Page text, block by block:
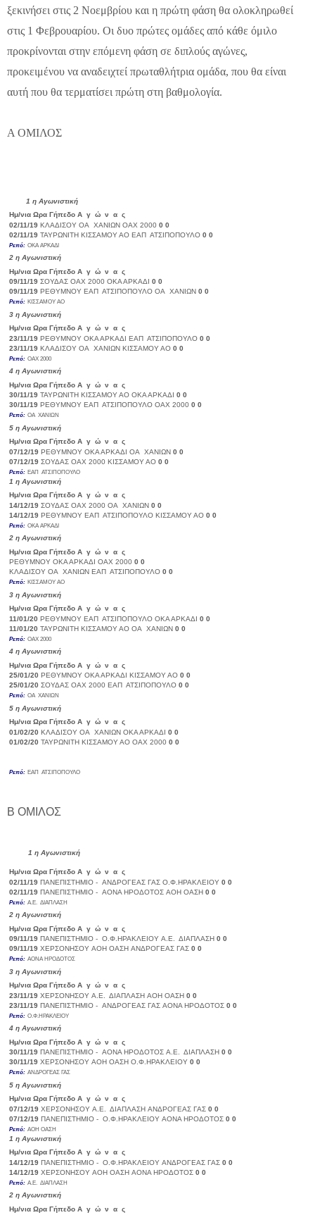
ξεκινήσει στις 2 Νοεμβρίου και η πρώτη φάση θα ολοκληρωθεί
στις 1 Φεβρουαρίου. Οι δυο πρώτες ομάδες από κάθε όμιλο
προκρίνονται στην επόμενη φάση σε διπλούς αγώνες,
προκειμένου να αναδειχτεί πρωταθλήτρια ομάδα, που θα είναι
αυτή που θα τερματίσει πρώτη στη βαθμολογία.
Α ΟΜΙΛΟΣ
1 η Αγωνιστική
Ημ/νια Ωρα Γήπεδο Α γ ώ ν α ς
02/11/19 ΚΛΑΔΙΣΟΥ ΟΑ ΧΑΝΙΩΝ ΟΑΧ 2000 0 0
02/11/19 ΤΑΥΡΩΝΙΤΗ ΚΙΣΣΑΜΟΥ ΑΟ ΕΑΠ ΑΤΣΙΠΟΠΟΥΛΟ 0 0
Ρεπό: ΟΚΑ ΑΡΚΑΔΙ
2 η Αγωνιστική
Ημ/νια Ωρα Γήπεδο Α γ ώ ν α ς
09/11/19 ΣΟΥΔΑΣ ΟΑΧ 2000 ΟΚΑ ΑΡΚΑΔΙ 0 0
09/11/19 ΡΕΘΥΜΝΟΥ ΕΑΠ ΑΤΣΙΠΟΠΟΥΛΟ ΟΑ ΧΑΝΙΩΝ 0 0
Ρεπό: ΚΙΣΣΑΜΟΥ ΑΟ
3 η Αγωνιστική
Ημ/νια Ωρα Γήπεδο Α γ ώ ν α ς
23/11/19 ΡΕΘΥΜΝΟΥ ΟΚΑ ΑΡΚΑΔΙ ΕΑΠ ΑΤΣΙΠΟΠΟΥΛΟ 0 0
23/11/19 ΚΛΑΔΙΣΟΥ ΟΑ ΧΑΝΙΩΝ ΚΙΣΣΑΜΟΥ ΑΟ 0 0
Ρεπό: ΟΑΧ 2000
4 η Αγωνιστική
Ημ/νια Ωρα Γήπεδο Α γ ώ ν α ς
30/11/19 ΤΑΥΡΩΝΙΤΗ ΚΙΣΣΑΜΟΥ ΑΟ ΟΚΑ ΑΡΚΑΔΙ 0 0
30/11/19 ΡΕΘΥΜΝΟΥ ΕΑΠ ΑΤΣΙΠΟΠΟΥΛΟ ΟΑΧ 2000 0 0
Ρεπό: ΟΑ ΧΑΝΙΩΝ
5 η Αγωνιστική
Ημ/νια Ωρα Γήπεδο Α γ ώ ν α ς
07/12/19 ΡΕΘΥΜΝΟΥ ΟΚΑ ΑΡΚΑΔΙ ΟΑ ΧΑΝΙΩΝ 0 0
07/12/19 ΣΟΥΔΑΣ ΟΑΧ 2000 ΚΙΣΣΑΜΟΥ ΑΟ 0 0
Ρεπό: ΕΑΠ ΑΤΣΙΠΟΠΟΥΛΟ
1 η Αγωνιστική
Ημ/νια Ωρα Γήπεδο Α γ ώ ν α ς
14/12/19 ΣΟΥΔΑΣ ΟΑΧ 2000 ΟΑ ΧΑΝΙΩΝ 0 0
14/12/19 ΡΕΘΥΜΝΟΥ ΕΑΠ ΑΤΣΙΠΟΠΟΥΛΟ ΚΙΣΣΑΜΟΥ ΑΟ 0 0
Ρεπό: ΟΚΑ ΑΡΚΑΔΙ
2 η Αγωνιστική
Ημ/νια Ωρα Γήπεδο Α γ ώ ν α ς
ΡΕΘΥΜΝΟΥ ΟΚΑ ΑΡΚΑΔΙ ΟΑΧ 2000 0 0
ΚΛΑΔΙΣΟΥ ΟΑ ΧΑΝΙΩΝ ΕΑΠ ΑΤΣΙΠΟΠΟΥΛΟ 0 0
Ρεπό: ΚΙΣΣΑΜΟΥ ΑΟ
3 η Αγωνιστική
Ημ/νια Ωρα Γήπεδο Α γ ώ ν α ς
11/01/20 ΡΕΘΥΜΝΟΥ ΕΑΠ ΑΤΣΙΠΟΠΟΥΛΟ ΟΚΑ ΑΡΚΑΔΙ 0 0
11/01/20 ΤΑΥΡΩΝΙΤΗ ΚΙΣΣΑΜΟΥ ΑΟ ΟΑ ΧΑΝΙΩΝ 0 0
Ρεπό: ΟΑΧ 2000
4 η Αγωνιστική
Ημ/νια Ωρα Γήπεδο Α γ ώ ν α ς
25/01/20 ΡΕΘΥΜΝΟΥ ΟΚΑ ΑΡΚΑΔΙ ΚΙΣΣΑΜΟΥ ΑΟ 0 0
25/01/20 ΣΟΥΔΑΣ ΟΑΧ 2000 ΕΑΠ ΑΤΣΙΠΟΠΟΥΛΟ 0 0
Ρεπό: ΟΑ ΧΑΝΙΩΝ
5 η Αγωνιστική
Ημ/νια Ωρα Γήπεδο Α γ ώ ν α ς
01/02/20 ΚΛΑΔΙΣΟΥ ΟΑ ΧΑΝΙΩΝ ΟΚΑ ΑΡΚΑΔΙ 0 0
01/02/20 ΤΑΥΡΩΝΙΤΗ ΚΙΣΣΑΜΟΥ ΑΟ ΟΑΧ 2000 0 0
Ρεπό: ΕΑΠ ΑΤΣΙΠΟΠΟΥΛΟ
Β ΟΜΙΛΟΣ
1 η Αγωνιστική
Ημ/νια Ωρα Γήπεδο Α γ ώ ν α ς
02/11/19 ΠΑΝΕΠΙΣΤΗΜΙΟ - ΑΝΔΡΟΓΕΑΣ ΓΑΣ Ο.Φ.ΗΡΑΚΛΕΙΟΥ 0 0
02/11/19 ΠΑΝΕΠΙΣΤΗΜΙΟ - ΑΟΝΑ ΗΡΟΔΟΤΟΣ ΑΟΗ ΟΑΣΗ 0 0
Ρεπό: Α.Ε. ΔΙΑΠΛΑΣΗ
2 η Αγωνιστική
Ημ/νια Ωρα Γήπεδο Α γ ώ ν α ς
09/11/19 ΠΑΝΕΠΙΣΤΗΜΙΟ - Ο.Φ.ΗΡΑΚΛΕΙΟΥ Α.Ε. ΔΙΑΠΛΑΣΗ 0 0
09/11/19 ΧΕΡΣΟΝΗΣΟΥ ΑΟΗ ΟΑΣΗ ΑΝΔΡΟΓΕΑΣ ΓΑΣ 0 0
Ρεπό: ΑΟΝΑ ΗΡΟΔΟΤΟΣ
3 η Αγωνιστική
Ημ/νια Ωρα Γήπεδο Α γ ώ ν α ς
23/11/19 ΧΕΡΣΟΝΗΣΟΥ Α.Ε. ΔΙΑΠΛΑΣΗ ΑΟΗ ΟΑΣΗ 0 0
23/11/19 ΠΑΝΕΠΙΣΤΗΜΙΟ - ΑΝΔΡΟΓΕΑΣ ΓΑΣ ΑΟΝΑ ΗΡΟΔΟΤΟΣ 0 0
Ρεπό: Ο.Φ.ΗΡΑΚΛΕΙΟΥ
4 η Αγωνιστική
Ημ/νια Ωρα Γήπεδο Α γ ώ ν α ς
30/11/19 ΠΑΝΕΠΙΣΤΗΜΙΟ - ΑΟΝΑ ΗΡΟΔΟΤΟΣ Α.Ε. ΔΙΑΠΛΑΣΗ 0 0
30/11/19 ΧΕΡΣΟΝΗΣΟΥ ΑΟΗ ΟΑΣΗ Ο.Φ.ΗΡΑΚΛΕΙΟΥ 0 0
Ρεπό: ΑΝΔΡΟΓΕΑΣ ΓΑΣ
5 η Αγωνιστική
Ημ/νια Ωρα Γήπεδο Α γ ώ ν α ς
07/12/19 ΧΕΡΣΟΝΗΣΟΥ Α.Ε. ΔΙΑΠΛΑΣΗ ΑΝΔΡΟΓΕΑΣ ΓΑΣ 0 0
07/12/19 ΠΑΝΕΠΙΣΤΗΜΙΟ - Ο.Φ.ΗΡΑΚΛΕΙΟΥ ΑΟΝΑ ΗΡΟΔΟΤΟΣ 0 0
Ρεπό: ΑΟΗ ΟΑΣΗ
1 η Αγωνιστική
Ημ/νια Ωρα Γήπεδο Α γ ώ ν α ς
14/12/19 ΠΑΝΕΠΙΣΤΗΜΙΟ - Ο.Φ.ΗΡΑΚΛΕΙΟΥ ΑΝΔΡΟΓΕΑΣ ΓΑΣ 0 0
14/12/19 ΧΕΡΣΟΝΗΣΟΥ ΑΟΗ ΟΑΣΗ ΑΟΝΑ ΗΡΟΔΟΤΟΣ 0 0
Ρεπό: Α.Ε. ΔΙΑΠΛΑΣΗ
2 η Αγωνιστική
Ημ/νια Ωρα Γήπεδο Α γ ώ ν α ς